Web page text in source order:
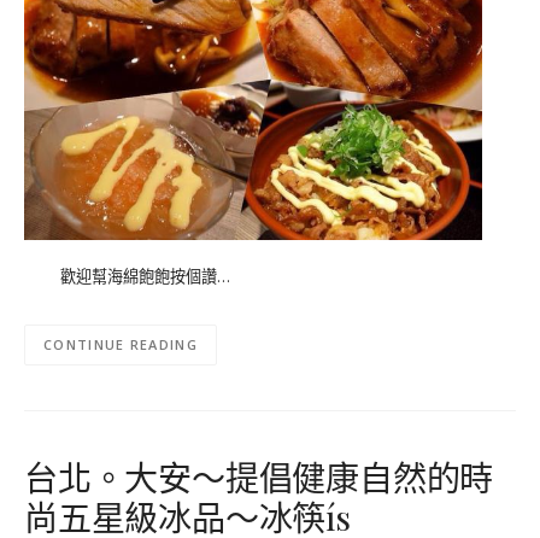
歡迎幫海綿飽飽按個讚…
CONTINUE READING
台北。大安～提倡健康自然的時
尚五星級冰品～冰筷ís